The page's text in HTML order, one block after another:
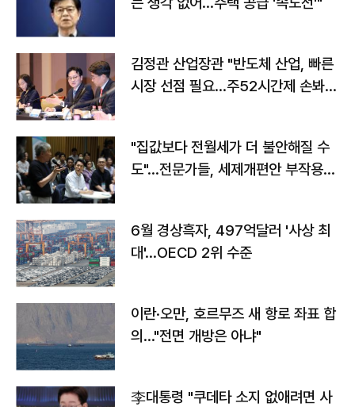
김정관 산업장관 "반도체 산업, 빠른
시장 선점 필요…주52시간제 손봐
"집값보다 전월세가 더 불안해질 수
도"…전문가들, 세제개편안 부작용
6월 경상흑자, 497억달러 '사상 최
대'…OECD 2위 수준
이란·오만, 호르무즈 새 항로 좌표 합
의…"전면 개방은 아냐"
李대통령 "쿠데타 소지 없애려면 사